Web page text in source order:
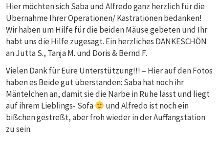
Hier möchten sich Saba und Alfredo ganz herzlich für die
Übernahme Ihrer Operationen/ Kastrationen bedanken!
Wir haben um Hilfe für die beiden Mäuse gebeten und Ihr
habt uns die Hilfe zugesagt. Ein herzliches DANKESCHÖN
an Jutta S., Tanja M. und Doris & Bernd F.
Vielen Dank für Eure Unterstützung!!! – Hier auf den Fotos
haben es Beide gut überstanden: Saba hat noch ihr
Mäntelchen an, damit sie die Narbe in Ruhe lässt und liegt
auf ihrem Lieblings- Sofa
und Alfredo ist noch ein
bißchen gestreßt, aber froh wieder in der Auffangstation
zu sein.